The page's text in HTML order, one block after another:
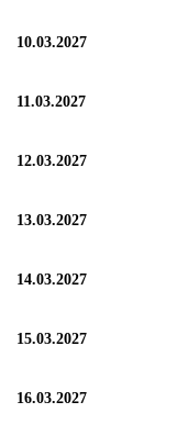
10.03.2027
11.03.2027
12.03.2027
13.03.2027
14.03.2027
15.03.2027
16.03.2027